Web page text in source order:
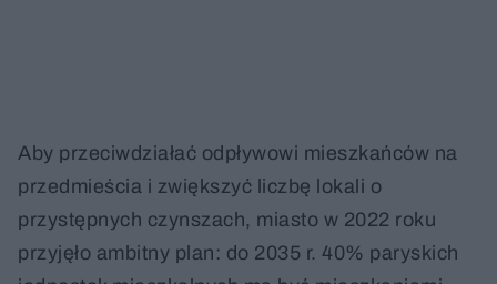
Aby przeciwdziałać odpływowi mieszkańców na
przedmieścia i zwiększyć liczbę lokali o
przystępnych czynszach, miasto w 2022 roku
przyjęło ambitny plan: do 2035 r. 40% paryskich